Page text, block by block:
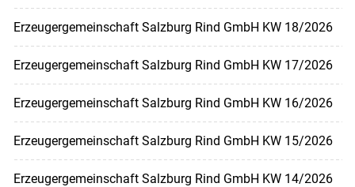
Erzeugergemeinschaft Salzburg Rind GmbH KW 18/2026
Erzeugergemeinschaft Salzburg Rind GmbH KW 17/2026
Erzeugergemeinschaft Salzburg Rind GmbH KW 16/2026
Erzeugergemeinschaft Salzburg Rind GmbH KW 15/2026
Erzeugergemeinschaft Salzburg Rind GmbH KW 14/2026